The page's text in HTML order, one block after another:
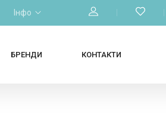
Інфо
БРЕНДИ КОНТАКТИ